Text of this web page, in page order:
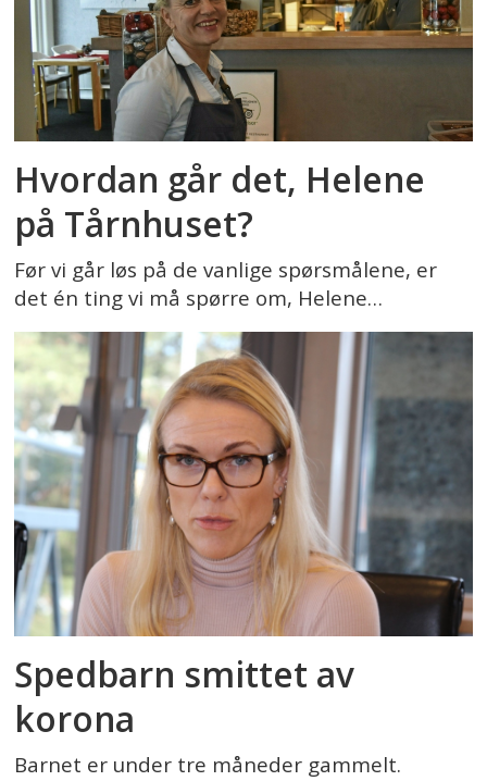
Hvordan går det, Helene
på Tårnhuset?
Før vi går løs på de vanlige spørsmålene, er
det én ting vi må spørre om, Helene…
Spedbarn smittet av
korona
Barnet er under tre måneder gammelt.